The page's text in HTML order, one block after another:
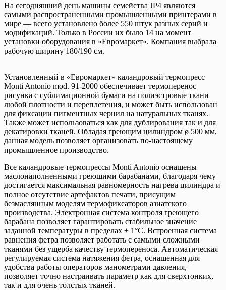
На сегодняшний день машины семейства JP4 являются
самыми распространенными промышленными принтерами в
мире — всего установлено более 550 штук разных серий и
модификаций. Только в России их было 14 на момент
установки оборудования в «Евромаркет». Компания выбрала
рабочую ширину 180/190 см.
Установленный в «Евромаркет» каландровый термопресс
Monti Antonio mod. 91-2000 обеспечивает термоперенос
рисунка с сублимационной бумаги на полиэстровые ткани
любой плотности и переплетения, и может быть использован
для фиксации пигментных чернил на натуральных тканях.
Также может использоваться как для дублирования так и для
декатировки тканей. Обладая греющим цилиндром ø 500 мм,
данная модель позволяет организовать по-настоящему
промышленное производство.
Все каландровые термопрессы Monti Antonio оснащены
маслонаполненными греющими барабанами, благодаря чему
достигается максимальная равномерность нагрева цилиндра и
полное отсутствие артефактов печати, присущим
безмаслянным моделям термофиксаторов азиатского
производства. Электронная система контроля греющего
барабана позволяет гарантировать стабильное значение
заданной температуры в пределах ± 1°С. Встроенная система
равнения фетра позволяет работать с самыми сложными
тканями без ущерба качеству термопереноса. Автоматическая
регулируемая система натяжения фетра, оснащенная для
удобства работы операторов манометрами давления,
позволяет точно настраивать параметр как для сверхтонких,
так и для очень толстых тканей.